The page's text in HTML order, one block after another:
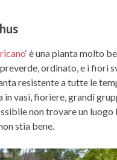
‘ è una pianta molto
ordinato, e i fiori
resistente a tutte le
in vasi, fioriere, grandi
non trovare un luogo
stia bene.